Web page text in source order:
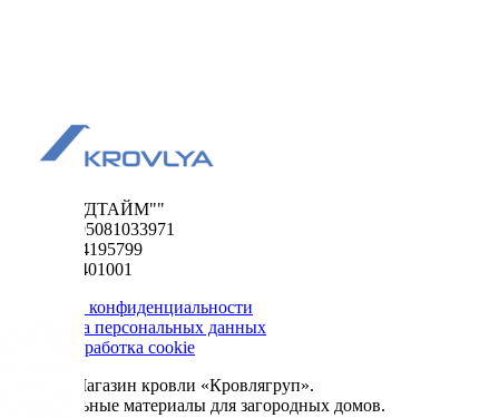
ООО "ФУДТАЙМ""
ОГРН 1195081033971
ИНН 5024195799
КПП 502401001
Политика конфиденциальности
Обработка персональных данных
Сбор и обработка cookie
© 2026. Магазин кровли «Кровлягруп».
Строительные материалы для загородных домов.